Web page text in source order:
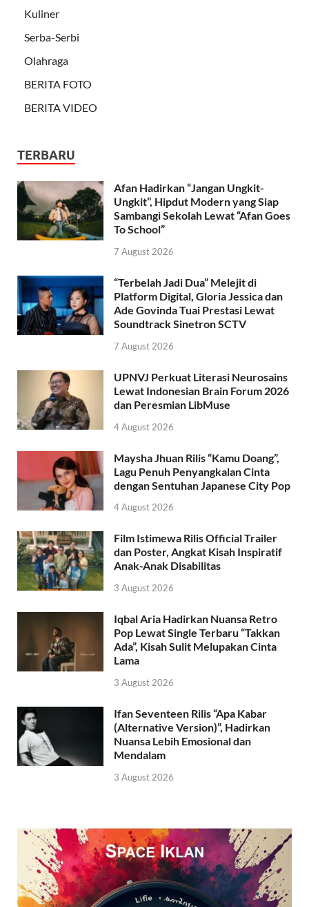
Kuliner
Serba-Serbi
Olahraga
BERITA FOTO
BERITA VIDEO
TERBARU
Afan Hadirkan “Jangan Ungkit-
Ungkit”, Hipdut Modern yang Siap
Sambangi Sekolah Lewat “Afan Goes
To School”
7 August 2026
“Terbelah Jadi Dua” Melejit di
Platform Digital, Gloria Jessica dan
Ade Govinda Tuai Prestasi Lewat
Soundtrack Sinetron SCTV
7 August 2026
UPNVJ Perkuat Literasi Neurosains
Lewat Indonesian Brain Forum 2026
dan Peresmian LibMuse
4 August 2026
Maysha Jhuan Rilis “Kamu Doang”,
Lagu Penuh Penyangkalan Cinta
dengan Sentuhan Japanese City Pop
4 August 2026
Film Istimewa Rilis Official Trailer
dan Poster, Angkat Kisah Inspiratif
Anak-Anak Disabilitas
3 August 2026
Iqbal Aria Hadirkan Nuansa Retro
Pop Lewat Single Terbaru “Takkan
Ada”, Kisah Sulit Melupakan Cinta
Lama
3 August 2026
Ifan Seventeen Rilis “Apa Kabar
(Alternative Version)”, Hadirkan
Nuansa Lebih Emosional dan
Mendalam
3 August 2026